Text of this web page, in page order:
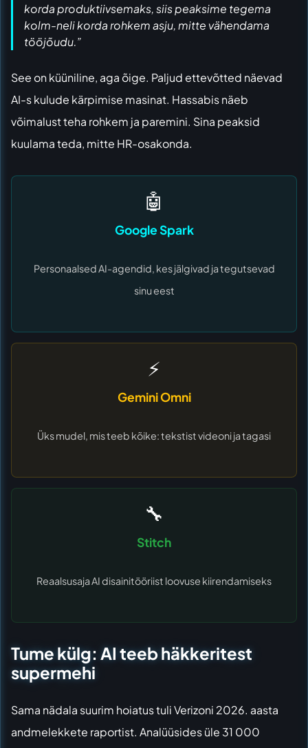
korda produktiivsemaks, siis peaksime tegema
kolm-neli korda rohkem asju, mitte vähendama
tööjõudu.”
See on küüniline, aga õige. Paljud ettevõtted näevad
AI-s kulude kärpimise masinat. Hassabis näeb
võimalust teha rohkem ja paremini. Sina peaksid
kuulama teda, mitte HR-osakonda.
🤖
Google Spark
Personaalsed AI-agendid, kes jälgivad ja tegutsevad
sinu eest
⚡
Gemini Omni
Üks mudel, mis teeb kõike: tekstist videoni ja tagasi
🔧
Stitch
Reaalsusaja AI disainitööriist loovuse kiirendamiseks
Tume külg: AI teeb häkkeritest
supermehi
Sama nädala suurim hoiatus tuliVerizoni 2026. aasta
andmelekkete raportist. Analüüsides üle 31 000